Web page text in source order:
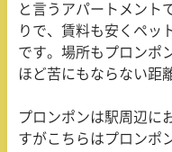
と言うアパートメント
りで、賃料も安くペッ
です。場所もプロンポ
ほど苦にもならない距
プロンポンは駅周辺に
すがこちらはプロンポ